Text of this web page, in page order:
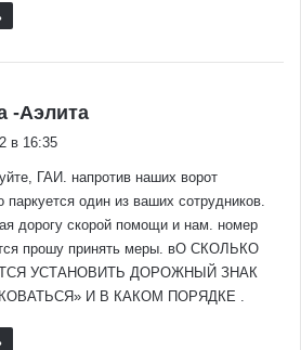
-Аэлита
в 16:35
ГАИ. напротив наших ворот
паркуется один из ваших сотрудников.
дорогу скорой помощи и нам. номер
прошу принять меры. вО СКОЛЬКО
УСТАНОВИТЬ ДОРОЖНЫЙ ЗНАК
И В КАКОМ ПОРЯДКЕ .